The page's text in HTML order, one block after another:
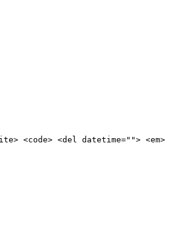
<code> <del datetime=""> <em>